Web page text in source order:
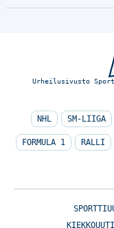
Urheilusivusto
NHL SM-LIIGA
FORMULA 1 RALLI